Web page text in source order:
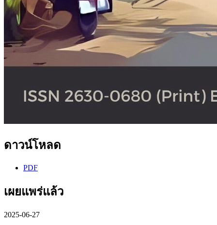
ดาวน์โหลด
PDF
เผยแพร่แล้ว
2025-06-27